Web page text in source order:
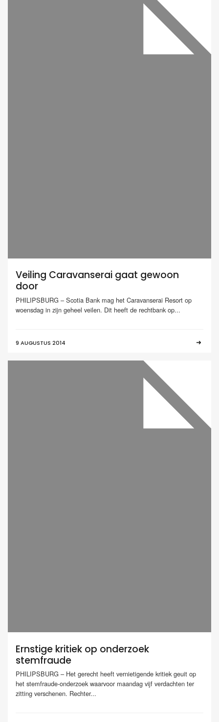
Veiling Caravanserai gaat gewoon
door
PHILIPSBURG – Scotia Bank mag het Caravanserai Resort op
woensdag in zijn geheel veilen. Dit heeft de rechtbank op...
9 AUGUSTUS 2014
Ernstige kritiek op onderzoek
stemfraude
PHILIPSBURG – Het gerecht heeft vernietigende kritiek geuit op
het stemfraude-onderzoek waarvoor maandag vijf verdachten ter
zitting verschenen. Rechter...